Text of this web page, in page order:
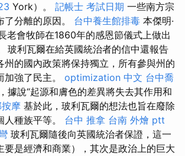
York）。 記帳士 考試日期 一些南方宗
分離的原因。 台中養生館排毒 本傑明·
老會牧師在1860年的感恩節儀式上做出
玻利瓦爾在給英國統治者的信中還報告
州的國內政策將保持獨立，所有參與州的
強了民主。 optimization 中文 台中喬
據說“起源和膚色的差異將失去其作用和
摩 基於此，玻利瓦爾的想法也旨在廢除
種族平等。 台中 推拿 台南 外燴 ptt
玻利瓦爾隨後向英國統治者保證，這一
要是經濟和商業），其次是政治上的巨大